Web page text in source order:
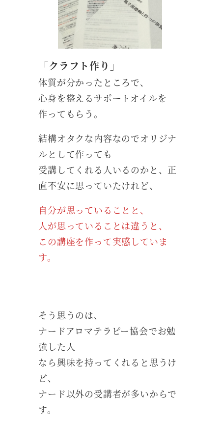
「クラフト作り」
体質が分かったところで、
心身を整えるサポートオイルを
作ってもらう。
結構オタクな内容なのでオリジナ
ルとして作っても
受講してくれる人いるのかと、正
直不安に思っていたけれど、
自分が思っていることと、
人が思っていることは違うと、
この講座を作って実感していま
す。
そう思うのは、
ナードアロマテラピー協会でお勉
強した人
なら興味を持ってくれると思うけ
ど、
ナード以外の受講者が多いからで
す。